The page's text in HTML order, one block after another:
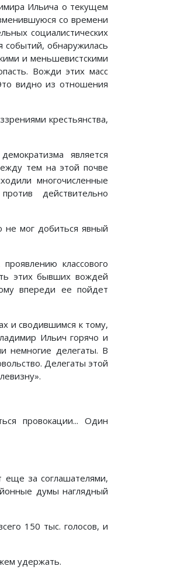
Ильича о текущем
со времени
социалистических
событий, обнаружилась
и меньшевистскими
Вожди этих масс
видно из отношения
крестьянства,
является
тем на этой почве
многочисленные
действительно
не мог добиться явный
классового
этих бывших вождей
впереди ее пойдет
и сводившимся к тому,
Ильич горячо и
немногие делегаты. В
Делегаты этой
провокации... Один
еще за соглашателями,
думы наглядный
150 тыс. голосов, и
удержать.